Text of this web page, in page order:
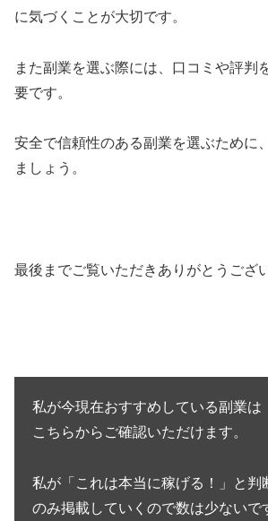
に気づくことが大切です。
また副業を選ぶ際には、口コミや評判
要です。
安全で信頼性のある副業を選ぶために
ましょう。
最後までご覧いただきありがとうござ
私が今現在おすすめしている副業は
こちらからご確認いただけます。
私が「これは本当に稼げる！」と判
のみ掲載していくので数は少ないで